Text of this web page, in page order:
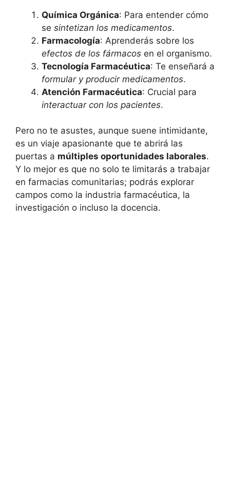
Química Orgánica: Para entender cómo
se sintetizan los medicamentos.
Farmacología: Aprenderás sobre los
efectos de los fármacos en el organismo.
Tecnología Farmacéutica: Te enseñará a
formular y producir medicamentos.
Atención Farmacéutica: Crucial para
interactuar con los pacientes.
Pero no te asustes, aunque suene intimidante,
es un viaje apasionante que te abrirá las
puertas a múltiples oportunidades laborales.
Y lo mejor es que no solo te limitarás a trabajar
en farmacias comunitarias; podrás explorar
campos como la industria farmacéutica, la
investigación o incluso la docencia.